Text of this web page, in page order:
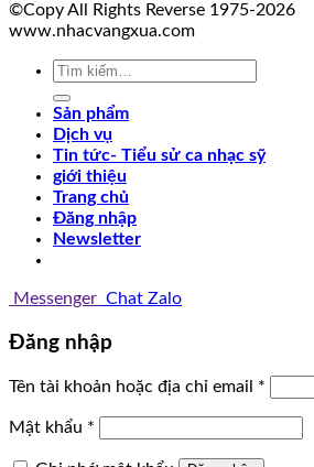
©Copy All Rights Reverse 1975-2026
www.nhacvangxua.com
Tìm
Sản phẩm
Dịch vụ
Tin tức- Tiểu sử ca nhạc sỹ
giới thiệu
Trang chủ
Đăng nhập
Newsletter
Messenger Chat Zalo
Đăng nhập
Tên tài khoản hoặc địa chỉ email *
Mật khẩu *